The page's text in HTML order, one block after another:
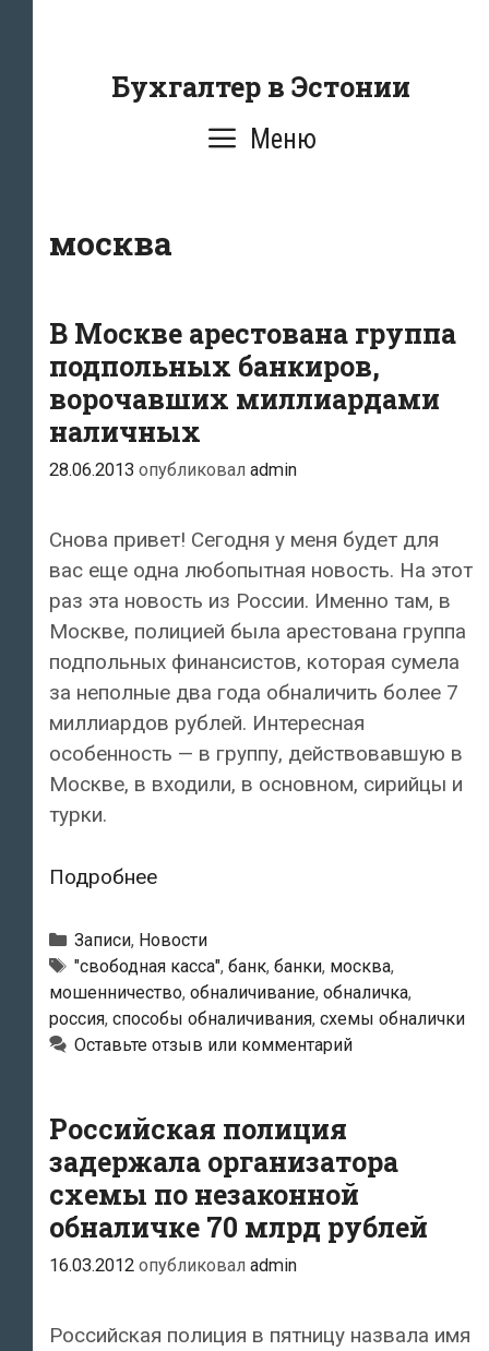
содержаниюБухгалтер в Эстонии
Меню
москва
В Москве арестована группа
подпольных банкиров,
ворочавших миллиардами
наличных
28.06.2013 опубликовал admin
Снова привет! Сегодня у меня будет для
вас еще одна любопытная новость. На этот
раз эта новость из России. Именно там, в
Москве, полицией была арестована группа
подпольных финансистов, которая сумела
за неполные два года обналичить более 7
миллиардов рублей. Интересная
особенность — в группу, действовавшую в
Москве, в входили, в основном, сирийцы и
турки.
ПодробнееВ
арестована
группа
подпольных
банкиров,
ворочавших
наличных
Рубрики
Записи, Новости
Метки
"свободная касса", банк, банки, москва,
мошенничество, обналичивание, обналичка,
россия, способы обналичивания, схемы обналички
Оставьте отзыв или комментарий
Российская полиция
задержала организатора
схемы по незаконной
обналичке 70 млрд рублей
16.03.2012 опубликовал admin
Российская полиция в пятницу назвала имя